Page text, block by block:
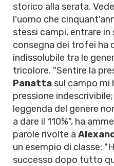
storico alla serata.
l'uomo che
stessi campi, entrare in
consegna dei trofei ha
indissolubile tra le
tricolore. "Sentire la
Panatta sul campo mi
pressione
leggenda del genere
a dare il 110%", ha
parole rivolte a
un esempio di classe:
successo dopo tutto